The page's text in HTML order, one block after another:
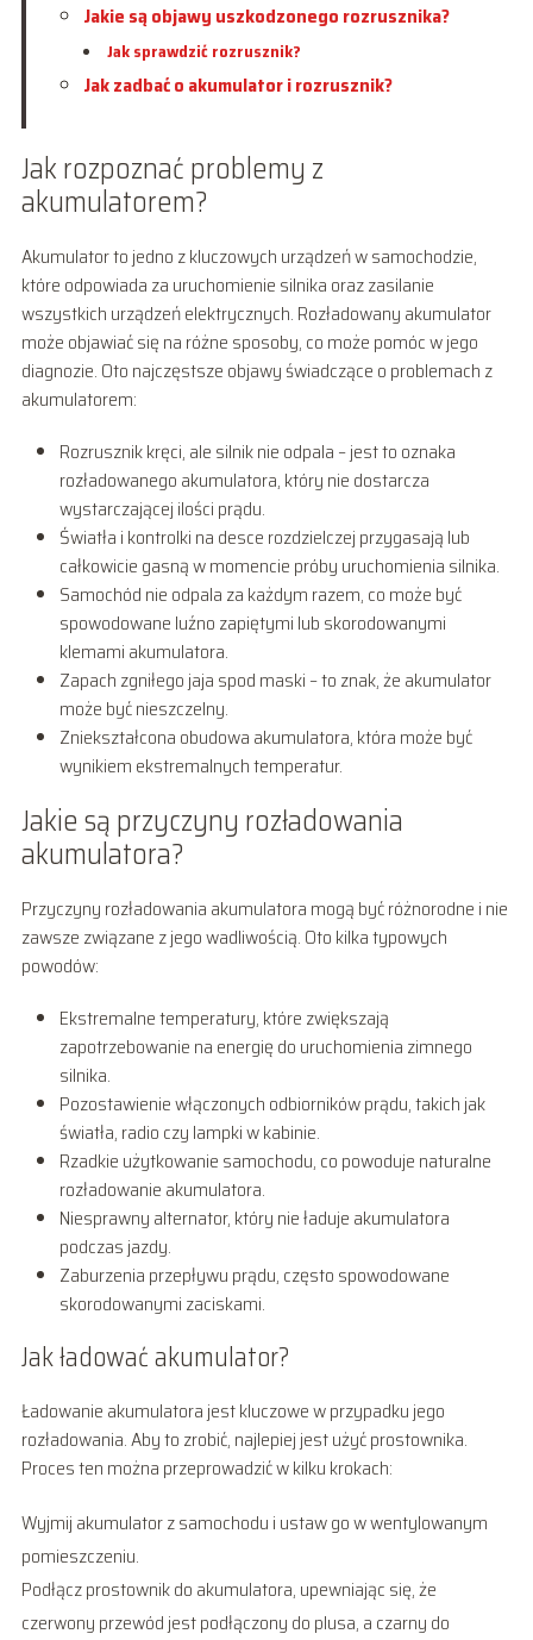
Jakie są objawy uszkodzonego rozrusznika?
Jak sprawdzić rozrusznik?
Jak zadbać o akumulator i rozrusznik?
Jak rozpoznać problemy z
akumulatorem?
Akumulator to jedno z kluczowych urządzeń w samochodzie,
które odpowiada za uruchomienie silnika oraz zasilanie
wszystkich urządzeń elektrycznych. Rozładowany akumulator
może objawiać się na różne sposoby, co może pomóc w jego
diagnozie. Oto najczęstsze objawy świadczące o problemach z
akumulatorem:
Rozrusznik kręci, ale silnik nie odpala – jest to oznaka
rozładowanego akumulatora, który nie dostarcza
wystarczającej ilości prądu.
Światła i kontrolki na desce rozdzielczej przygasają lub
całkowicie gasną w momencie próby uruchomienia silnika.
Samochód nie odpala za każdym razem, co może być
spowodowane luźno zapiętymi lub skorodowanymi
klemami akumulatora.
Zapach zgniłego jaja spod maski – to znak, że akumulator
może być nieszczelny.
Zniekształcona obudowa akumulatora, która może być
wynikiem ekstremalnych temperatur.
Jakie są przyczyny rozładowania
akumulatora?
Przyczyny rozładowania akumulatora mogą być różnorodne i nie
zawsze związane z jego wadliwością. Oto kilka typowych
powodów:
Ekstremalne temperatury, które zwiększają
zapotrzebowanie na energię do uruchomienia zimnego
silnika.
Pozostawienie włączonych odbiorników prądu, takich jak
światła, radio czy lampki w kabinie.
Rzadkie użytkowanie samochodu, co powoduje naturalne
rozładowanie akumulatora.
Niesprawny alternator, który nie ładuje akumulatora
podczas jazdy.
Zaburzenia przepływu prądu, często spowodowane
skorodowanymi zaciskami.
Jak ładować akumulator?
Ładowanie akumulatora jest kluczowe w przypadku jego
rozładowania. Aby to zrobić, najlepiej jest użyć prostownika.
Proces ten można przeprowadzić w kilku krokach:
Wyjmij akumulator z samochodu i ustaw go w wentylowanym
pomieszczeniu.
Podłącz prostownik do akumulatora, upewniając się, że
czerwony przewód jest podłączony do plusa, a czarny do